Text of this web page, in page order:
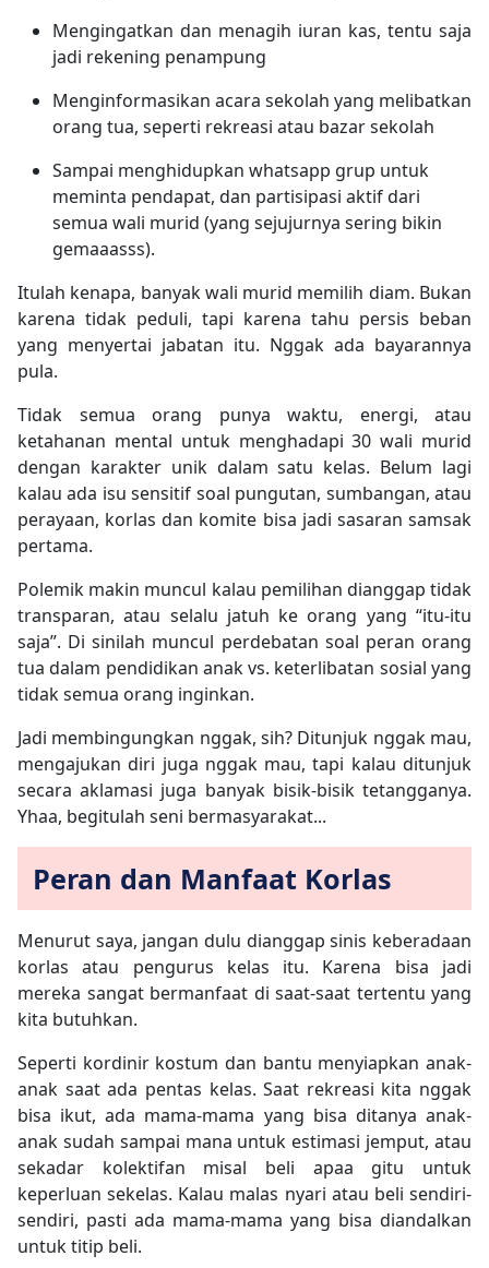
Mengingatkan dan menagih iuran kas, tentu saja
jadi rekening penampung
Menginformasikan acara sekolah yang melibatkan
orang tua, seperti rekreasi atau bazar sekolah
Sampai menghidupkan whatsapp grup untuk
meminta pendapat, dan partisipasi aktif dari
semua wali murid (yang sejujurnya sering bikin
gemaaasss).
Itulah kenapa, banyak wali murid memilih diam. Bukan
karena tidak peduli, tapi karena tahu persis beban
yang menyertai jabatan itu. Nggak ada bayarannya
pula.
Tidak semua orang punya waktu, energi, atau
ketahanan mental untuk menghadapi 30 wali murid
dengan karakter unik dalam satu kelas. Belum lagi
kalau ada isu sensitif soal pungutan, sumbangan, atau
perayaan, korlas dan komite bisa jadi sasaran samsak
pertama.
Polemik makin muncul kalau pemilihan dianggap tidak
transparan, atau selalu jatuh ke orang yang “itu-itu
saja”. Di sinilah muncul perdebatan soal peran orang
tua dalam pendidikan anak vs. keterlibatan sosial yang
tidak semua orang inginkan.
Jadi membingungkan nggak, sih? Ditunjuk nggak mau,
mengajukan diri juga nggak mau, tapi kalau ditunjuk
secara aklamasi juga banyak bisik-bisik tetangganya.
Yhaa, begitulah seni bermasyarakat...
Peran dan Manfaat Korlas
Menurut saya, jangan dulu dianggap sinis keberadaan
korlas atau pengurus kelas itu. Karena bisa jadi
mereka sangat bermanfaat di saat-saat tertentu yang
kita butuhkan.
Seperti kordinir kostum dan bantu menyiapkan anak-
anak saat ada pentas kelas. Saat rekreasi kita nggak
bisa ikut, ada mama-mama yang bisa ditanya anak-
anak sudah sampai mana untuk estimasi jemput, atau
sekadar kolektifan misal beli apaa gitu untuk
keperluan sekelas. Kalau malas nyari atau beli sendiri-
sendiri, pasti ada mama-mama yang bisa diandalkan
untuk titip beli.